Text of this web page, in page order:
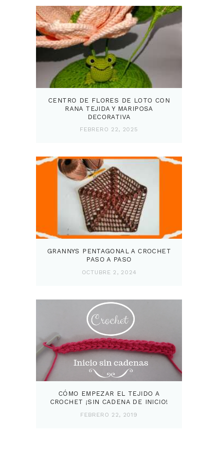
CENTRO DE FLORES DE LOTO CON
RANA TEJIDA Y MARIPOSA
DECORATIVA
FEBRERO 22, 2025
GRANNYS PENTAGONAL A CROCHET
PASO A PASO
OCTUBRE 2, 2024
CÓMO EMPEZAR EL TEJIDO A
CROCHET ¡SIN CADENA DE INICIO!
FEBRERO 22, 2019